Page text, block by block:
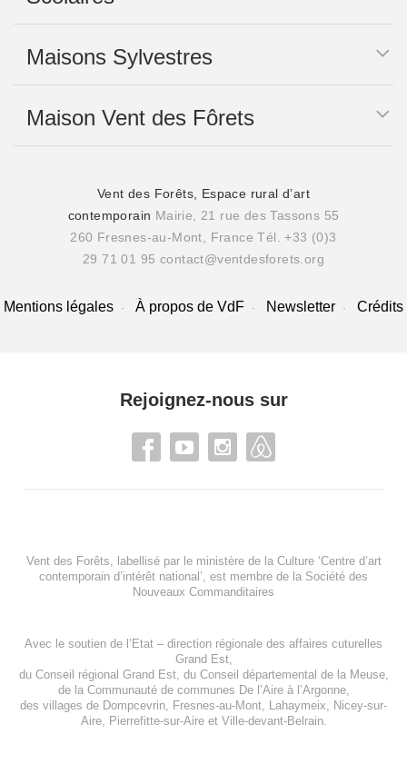
Maisons Sylvestres
Maison Vent des Fôrets
Vent des Forêts, Espace rural d’art
contemporain Mairie, 21 rue des Tassons 55
260 Fresnes-au-Mont, France Tél. +33 (0)3
29 71 01 95 contact@ventdesforets.org
Mentions légales À propos de VdF Newsletter Crédits
Rejoignez-nous sur
Vent des Forêts, labellisé par le ministère de la Culture ‘Centre d’art
contemporain d’intérêt national’, est membre de la Société des
Nouveaux Commanditaires
Avec le soutien de l’Etat – direction régionale des affaires cuturelles
Grand Est,
du Conseil régional Grand Est, du Conseil départemental de la Meuse,
de la Communauté de communes De l’Aire à l’Argonne,
des villages de Dompcevrin Fresnes-au-Mont Lahaymeix
Nicey-sur-
Aire, Pierrefitte-sur-Aireet Ville-devant-Belrain.